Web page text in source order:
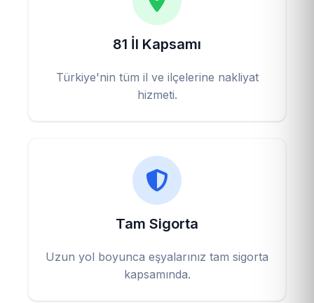
81 İl Kapsamı
Türkiye'nin tüm il ve ilçelerine nakliyat
hizmeti.
Tam Sigorta
Uzun yol boyunca eşyalarınız tam sigorta
kapsamında.